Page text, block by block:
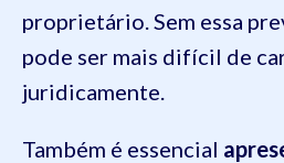
proprietário. Sem essa
pode ser mais difícil de
juridicamente.
Também é essencial